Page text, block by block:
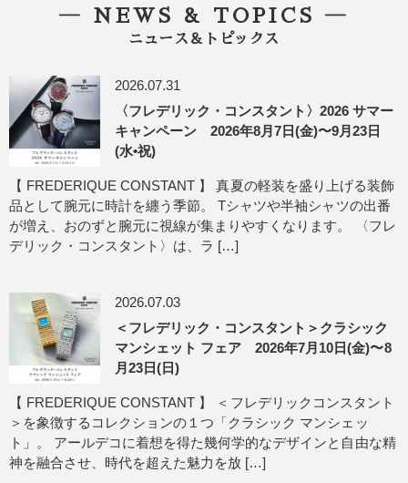
― NEWS & TOPICS ―
ニュース＆トピックス
2026.07.31
〈フレデリック・コンスタント〉2026 サマー
キャンペーン 2026年8月7日(金)〜9月23日
(水•祝)
【 FREDERIQUE CONSTANT 】 真夏の軽装を盛り上げる装飾
品として腕元に時計を纏う季節。 Tシャツや半袖シャツの出番
が増え、おのずと腕元に視線が集まりやすくなります。 〈フレ
デリック・コンスタント〉は、ラ […]
2026.07.03
＜フレデリック・コンスタント＞クラシック
マンシェット フェア 2026年7月10日(金)〜8
月23日(日)
【 FREDERIQUE CONSTANT 】 ＜フレデリックコンスタント
＞を象徴するコレクションの１つ「クラシック マンシェッ
ト」。 アールデコに着想を得た幾何学的なデザインと自由な精
神を融合させ、時代を超えた魅力を放 […]